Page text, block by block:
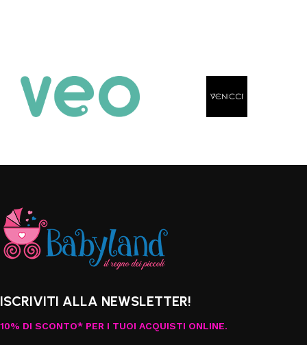
ISCRIVITI ALLA NEWSLETTER!
10% DI SCONTO* PER I TUOI ACQUISTI ONLINE.